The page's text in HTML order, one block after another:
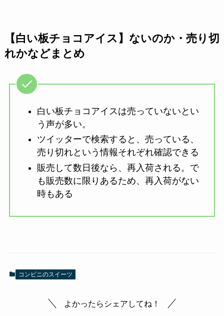
【白い板チョコアイス】ないのか・売り切
れかなどまとめ
白い板チョコアイスは売っていないとい
う声が多い。
ツイッターで検索すると、売っている、
売り切れという情報それぞれ確認できる
販売して数日後なら、再入荷される。で
も販売数に限りあるため、再入荷がない
時もある
コンビニのスイーツ
よかったらシェアしてね！